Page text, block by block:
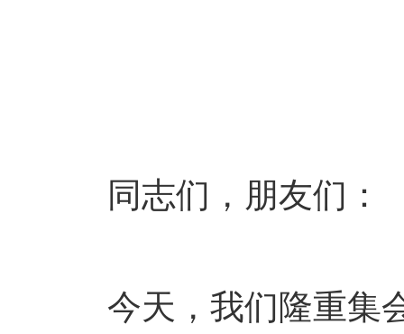
同志们，朋友们：
今天，我们隆重集